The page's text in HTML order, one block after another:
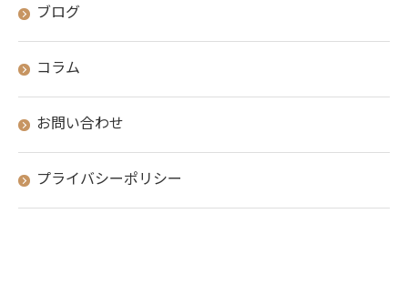
ブログ
コラム
お問い合わせ
プライバシーポリシー